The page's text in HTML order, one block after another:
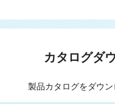
カタログダ
製品カタログをダウン